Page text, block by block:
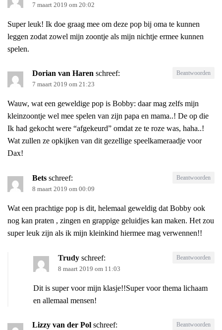
7 maart 2019 om 20:02
Super leuk! Ik doe graag mee om deze pop bij oma te kunnen
leggen zodat zowel mijn zoontje als mijn nichtje ermee kunnen
spelen.
Dorian van Haren schreef:
7 maart 2019 om 21:23
Wauw, wat een geweldige pop is Bobby: daar mag zelfs mijn
kleinzoontje wel mee spelen van zijn papa en mama..! De op die
Ik had gekocht were “afgekeurd” omdat ze te roze was, haha..!
Wat zullen ze opkijken van dit gezellige speelkameraadje voor
Dax!
Beantwoorden
Bets schreef:
8 maart 2019 om 00:09
Wat een prachtige pop is dit, helemaal geweldig dat Bobby ook
nog kan praten , zingen en grappige geluidjes kan maken. Het zou
super leuk zijn als ik mijn kleinkind hiermee mag verwennen!!
Beantwoorden
Trudy schreef:
8 maart 2019 om 11:03
Dit is super voor mijn klasje!!Super voor thema lichaam
en allemaal mensen!
Beantwoorden
Lizzy van der Pol schreef: Beantwoorden